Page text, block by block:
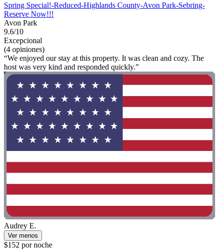
Spring Special!-Reduced-Highlands County-Avon Park-Sebring-
Reserve Now!!!
Avon Park
9.6/10
Excepcional
(4 opiniones)
“We enjoyed our stay at this property. It was clean and cozy. The
host was very kind and responded quickly.”
Audrey E.
Ver menos
$152 por noche